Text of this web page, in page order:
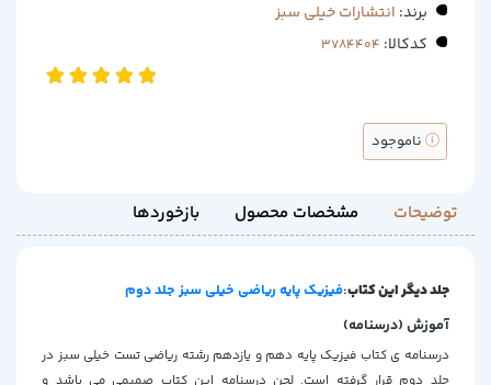
برند: انتشارات خیلی سبز
کدکالا:
ناموجود
توضیحات مشخصات محصول بازخوردها
جلد دیگر این کتاب:فیزیک پایه ریاضی خیلی سبز جلد دوم
آموزش (درسنامه)
درسنامه ی کتاب فیزیک پایه دهم و یازدهم رشته ریاضی تست خیلی سبز در
جلد دوم قرار گرفته است. لحن درسنامه این کتاب صمیمی می باشد و